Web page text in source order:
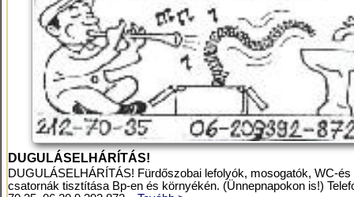
DUGULÁSELHÁRÍTÁS!
DUGULÁSELHÁRÍTÁS! Fürdőszobai lefolyók, mosogatók, WC-és
csatornák tisztítása Bp-en és környékén. (Ünnepnapokon is!)